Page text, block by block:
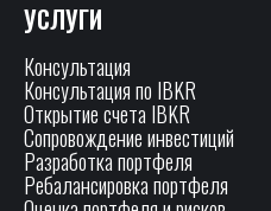
УСЛУГИ
Консультация
Консультация по IBKR
Открытие счета IBKR
Сопровождение инвестиций
Разработка портфеля
Ребалансировка портфеля